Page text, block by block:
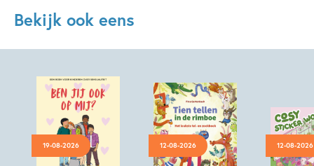
Bekijk ook eens
19-08-2026 12-08-2026 12-08-2026